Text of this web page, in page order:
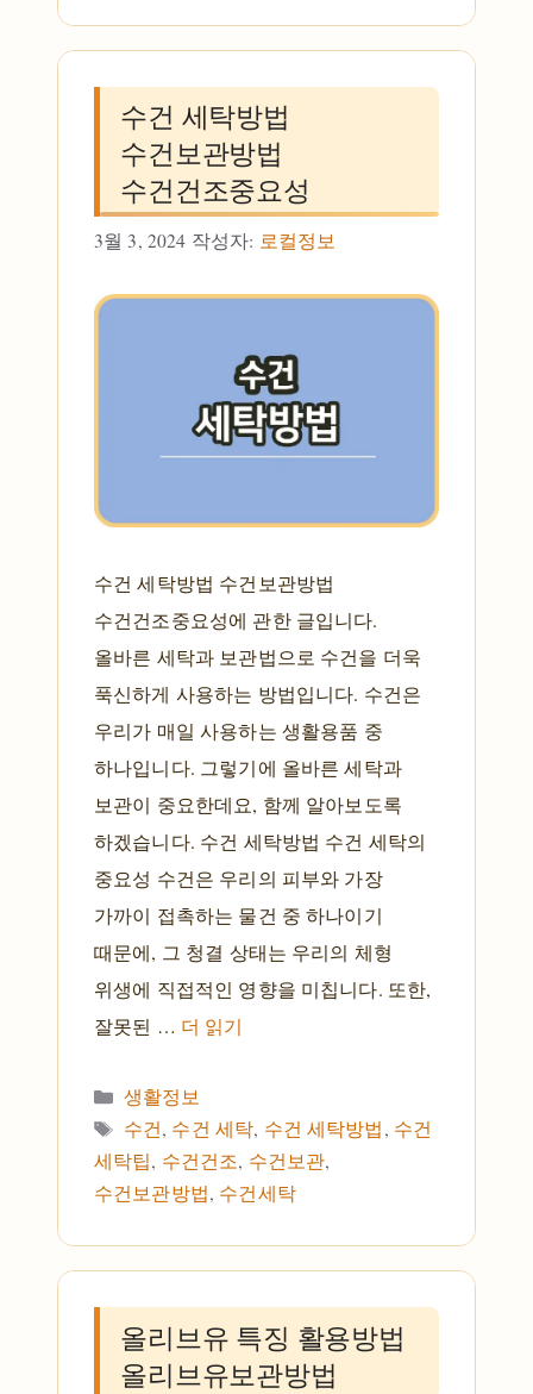
수건 세탁방법
수건보관방법
수건건조중요성
3월 3, 2024 작성자: 로컬정보
수건 세탁방법 수건보관방법
수건건조중요성에 관한 글입니다.
올바른 세탁과 보관법으로 수건을 더욱
푹신하게 사용하는 방법입니다. 수건은
우리가 매일 사용하는 생활용품 중
하나입니다. 그렇기에 올바른 세탁과
보관이 중요한데요, 함께 알아보도록
하겠습니다. 수건 세탁방법 수건 세탁의
중요성 수건은 우리의 피부와 가장
가까이 접촉하는 물건 중 하나이기
때문에, 그 청결 상태는 우리의 체형
위생에 직접적인 영향을 미칩니다. 또한,
잘못된 … 더 읽기
카테고리
생활정보
태그
수건, 수건 세탁, 수건 세탁방법 , 수건
세탁팁, 수건건조, 수건보관,
수건보관방법, 수건세탁
올리브유 특징 활용방법
올리브유보관방법